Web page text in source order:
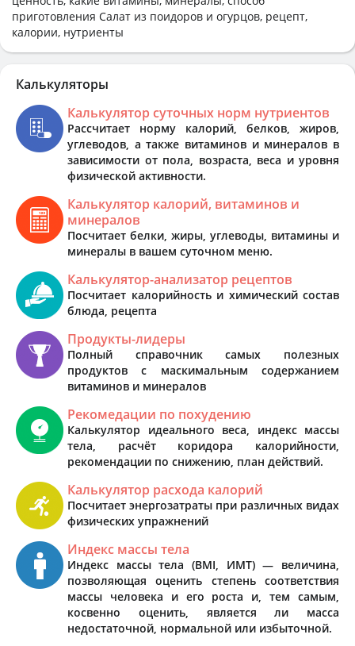
приготовления Салат из поидоров и огурцов, рецепт,
калории, нутриенты
Калькуляторы
Калькулятор суточных норм нутриентов
Рассчитает норму калорий, белков, жиров,
углеводов, а также витаминов и минералов в
зависимости от пола, возраста, веса и уровня
физической активности.
Калькулятор калорий, витаминов и
минералов
Посчитает белки, жиры, углеводы, витамины и
минералы в вашем суточном меню.
Калькулятор-анализатор рецептов
Посчитает калорийность и химический состав
блюда, рецепта
Продукты-лидеры
Полный справочник самых полезных
продуктов с маскимальным содержанием
витаминов и минералов
Рекомедации по похудению
Калькулятор идеального веса, индекс массы
тела, расчёт коридора калорийности,
рекомендации по снижению, план действий.
Калькулятор расхода калорий
Посчитает энергозатраты при различных видах
физических упражнений
Индекс массы тела
Индекс массы тела (BMI, ИМТ) — величина,
позволяющая оценить степень соответствия
массы человека и его роста и, тем самым,
косвенно оценить, является ли масса
недостаточной, нормальной или избыточной.